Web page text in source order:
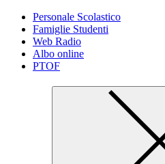
Personale Scolastico
Famiglie Studenti
Web Radio
Albo online
PTOF